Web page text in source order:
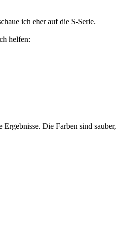
ich eher auf die S-Serie.
helfen:
Die Farben sind